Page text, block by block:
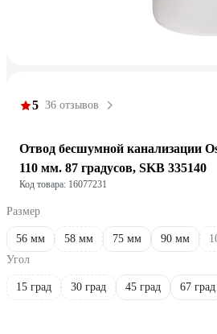
5 36 отзывов
Отвод бесшумной канализации
110 мм. 87 градусов, SKB 335140
Код товара: 16077231
Размер
56 мм 58 мм 75 мм 90 мм
Угол
15 град 30 град 45 град 67 град